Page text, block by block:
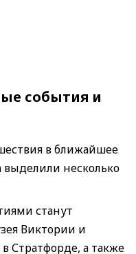
события и
в ближайшее
выделили несколько
станут
Виктории и
Стратфорде, а также